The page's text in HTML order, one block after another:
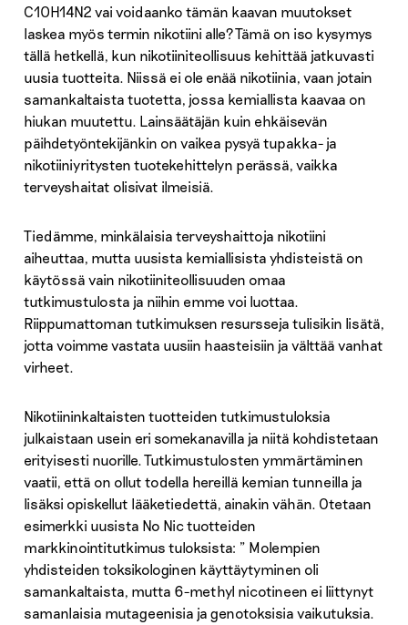
C10H14N2 vai voidaanko tämän kaavan muutokset
laskea myös termin nikotiini alle? Tämä on iso kysymys
tällä hetkellä, kun nikotiiniteollisuus kehittää jatkuvasti
uusia tuotteita. Niissä ei ole enää nikotiinia, vaan jotain
samankaltaista tuotetta, jossa kemiallista kaavaa on
hiukan muutettu. Lainsäätäjän kuin ehkäisevän
päihdetyöntekijänkin on vaikea pysyä tupakka- ja
nikotiiniyritysten tuotekehittelyn perässä, vaikka
terveyshaitat olisivat ilmeisiä.
Tiedämme, minkälaisia terveyshaittoja nikotiini
aiheuttaa, mutta uusista kemiallisista yhdisteistä on
käytössä vain nikotiiniteollisuuden omaa
tutkimustulosta ja niihin emme voi luottaa.
Riippumattoman tutkimuksen resursseja tulisikin lisätä,
jotta voimme vastata uusiin haasteisiin ja välttää vanhat
virheet.
Nikotiininkaltaisten tuotteiden tutkimustuloksia
julkaistaan usein eri somekanavilla ja niitä kohdistetaan
erityisesti nuorille. Tutkimustulosten ymmärtäminen
vaatii, että on ollut todella hereillä kemian tunneilla ja
lisäksi opiskellut lääketiedettä, ainakin vähän. Otetaan
esimerkki uusista No Nic tuotteiden
markkinointitutkimus tuloksista: ” Molempien
yhdisteiden toksikologinen käyttäytyminen oli
samankaltaista, mutta 6-methyl nicotineen ei liittynyt
samanlaisia mutageenisia ja genotoksisia vaikutuksia.